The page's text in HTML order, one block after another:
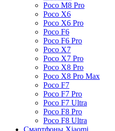
Poco M8 Pro
Poco X6
Poco X6 Pro
Poco F6
Poco F6 Pro
Poco X7
Poco X7 Pro
Poco X8 Pro
Poco X8 Pro Max
Poco F7
Poco F7 Pro
Poco F7 Ultra
Poco F8 Pro
Poco F8 Ultra
Смартфоны Xiaomi